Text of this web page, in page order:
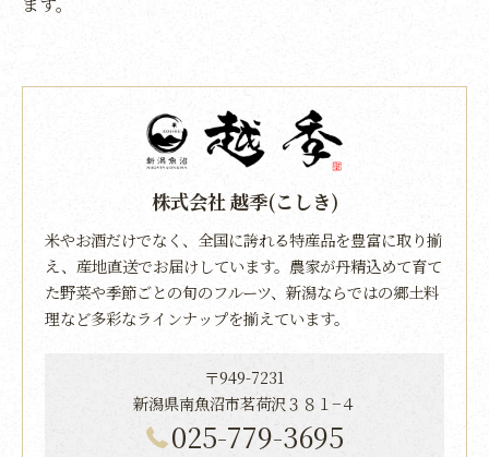
株式会社 越季(こしき)
米やお酒だけでなく、全国に誇れる特産品を豊富に取り揃
え、産地直送でお届けしています。農家が丹精込めて育て
た野菜や季節ごとの旬のフルーツ、新潟ならではの郷土料
理など多彩なラインナップを揃えています。
〒949-7231
新潟県南魚沼市茗荷沢３８１−４
025-779-3695